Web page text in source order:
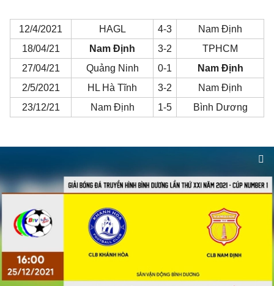
12/4/2021 HAGL 4-3
Nam Định
18/04/21
Nam Định 3-2
TPHCM
27/04/21
Quảng Ninh 0-1
Nam Định
2/5/2021
HL Hà Tĩnh 3-2
Nam Định
23/12/21
Nam Định 1-5 Bình Dương